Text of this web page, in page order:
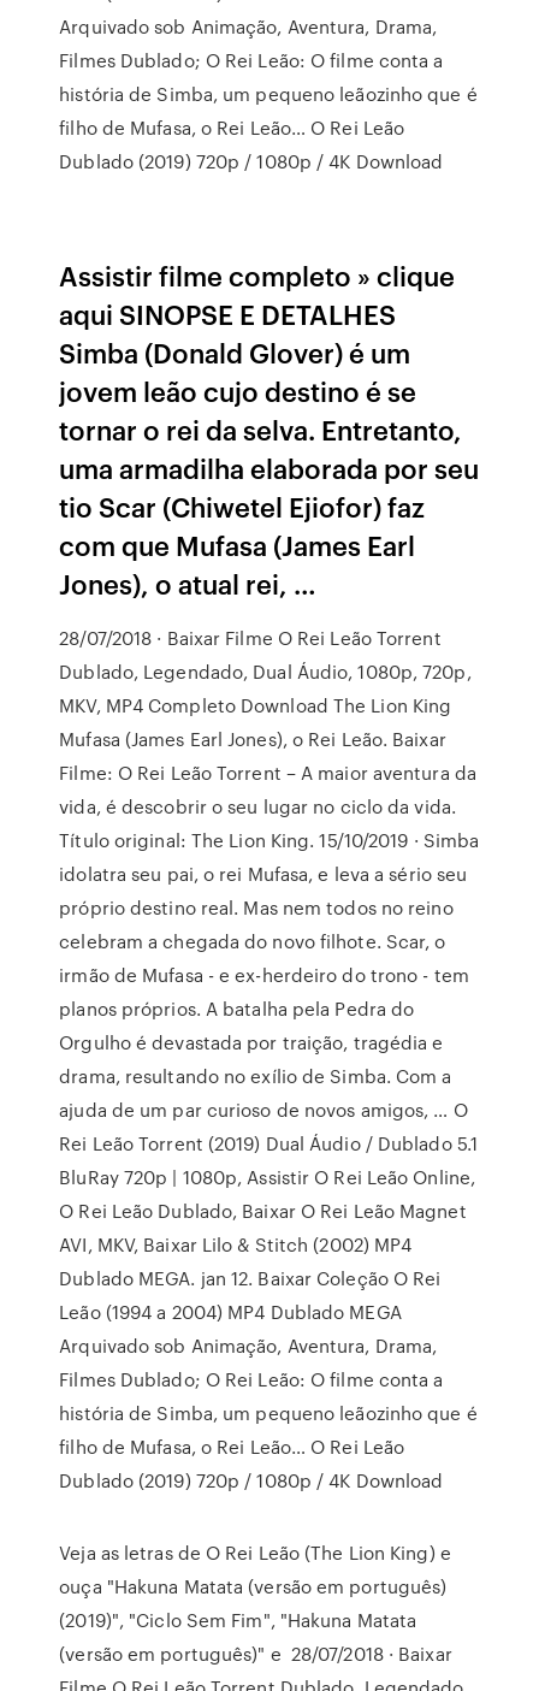
Arquivado sob Animação, Aventura, Drama,
Filmes Dublado; O Rei Leão: O filme conta a
história de Simba, um pequeno leãozinho que é
filho de Mufasa, o Rei Leão… O Rei Leão
Dublado (2019) 720p / 1080p / 4K Download
Assistir filme completo » clique
aqui SINOPSE E DETALHES
Simba (Donald Glover) é um
jovem leão cujo destino é se
tornar o rei da selva. Entretanto,
uma armadilha elaborada por seu
tio Scar (Chiwetel Ejiofor) faz
com que Mufasa (James Earl
Jones), o atual rei, …
28/07/2018 · Baixar Filme O Rei Leão Torrent
Dublado, Legendado, Dual Áudio, 1080p, 720p,
MKV, MP4 Completo Download The Lion King
Mufasa (James Earl Jones), o Rei Leão. Baixar
Filme: O Rei Leão Torrent – A maior aventura da
vida, é descobrir o seu lugar no ciclo da vida.
Título original: The Lion King. 15/10/2019 · Simba
idolatra seu pai, o rei Mufasa, e leva a sério seu
próprio destino real. Mas nem todos no reino
celebram a chegada do novo filhote. Scar, o
irmão de Mufasa - e ex-herdeiro do trono - tem
planos próprios. A batalha pela Pedra do
Orgulho é devastada por traição, tragédia e
drama, resultando no exílio de Simba. Com a
ajuda de um par curioso de novos amigos, … O
Rei Leão Torrent (2019) Dual Áudio / Dublado 5.1
BluRay 720p | 1080p, Assistir O Rei Leão Online,
O Rei Leão Dublado, Baixar O Rei Leão Magnet
AVI, MKV, Baixar Lilo & Stitch (2002) MP4
Dublado MEGA. jan 12. Baixar Coleção O Rei
Leão (1994 a 2004) MP4 Dublado MEGA
Arquivado sob Animação, Aventura, Drama,
Filmes Dublado; O Rei Leão: O filme conta a
história de Simba, um pequeno leãozinho que é
filho de Mufasa, o Rei Leão… O Rei Leão
Dublado (2019) 720p / 1080p / 4K Download
Veja as letras de O Rei Leão (The Lion King) e
ouça "Hakuna Matata (versão em português)
(2019)", "Ciclo Sem Fim", "Hakuna Matata
(versão em português)" e 28/07/2018 · Baixar